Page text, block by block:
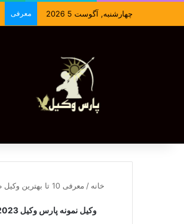
چهارشنبه, آگوست 5 2026 معرفی
خانه / معرفی 10 تا بهترین وکیل طلاق تهران🥇【آپدیت جدید】⚖️
وکیل نمونه پارس وکیل 2023